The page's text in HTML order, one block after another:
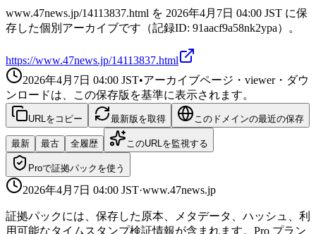
www.47news.jp/14113837.html を 2026年4月7日 04:00 JST に保
存した個別アーカイブです（記録ID: 91aacf9a58nk2ypa）。
https://www.47news.jp/14113837.html
2026年4月7日 04:00 JST•アーカイブページ・viewer・ダウ
ンロードは、この保存版を基準に表示されます。
URLをコピー 最新版を取得 このドメインの最近の保存
最新 最古 全履歴 このURLを監視する
Proで証拠パックを使う
2026年4月7日 04:00 JST·www.47news.jp
証拠パックには、保存した原本、メタデータ、ハッシュ、利
用可能なタイムスタンプ検証情報が含まれます。Pro プラン